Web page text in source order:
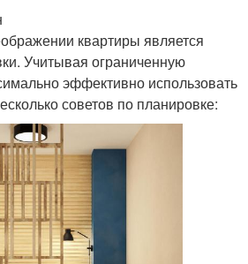
квартиры является
Учитывая ограниченную
эффективно использовать
советов по планировке: